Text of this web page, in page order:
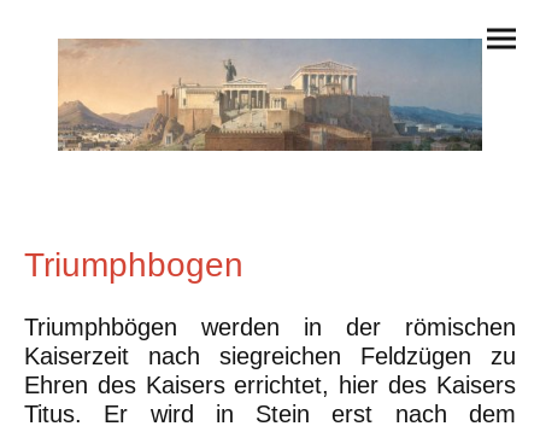
Triumphbogen
Triumphbögen werden in der römischen
Kaiserzeit nach siegreichen Feldzügen zu
Ehren des Kaisers errichtet, hier des Kaisers
Titus. Er wird in Stein erst nach dem